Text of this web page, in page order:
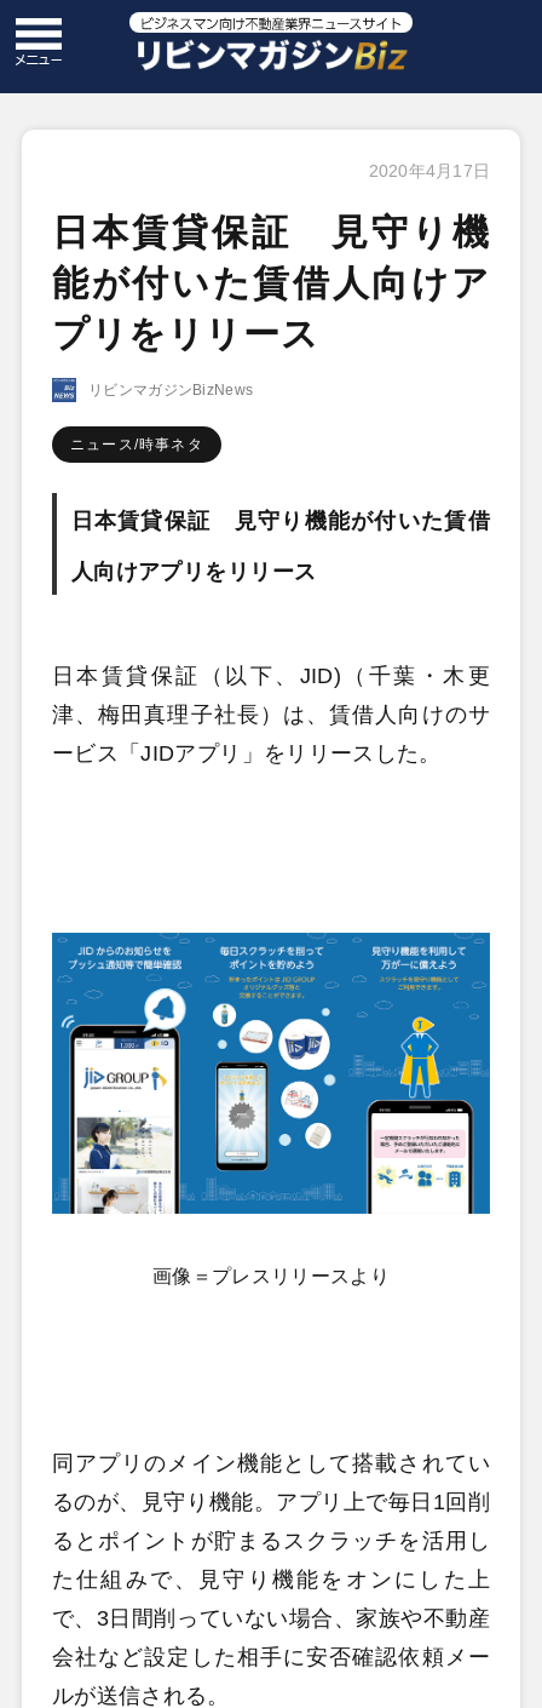
2020年4月17日
日本賃貸保証 見守り機
能が付いた賃借人向けア
プリをリリース
リビンマガジンBizNews
ニュース/時事ネタ
日本賃貸保証 見守り機能が付いた賃借
人向けアプリをリリース
日本賃貸保証（以下、JID)（千葉・木更
津、梅田真理子社長）は、賃借人向けのサ
ービス「JIDアプリ」をリリースした。
画像＝プレスリリースより
同アプリのメイン機能として搭載されてい
るのが、見守り機能。アプリ上で毎日1回削
るとポイントが貯まるスクラッチを活用し
た仕組みで、見守り機能をオンにした上
で、3日間削っていない場合、家族や不動産
会社など設定した相手に安否確認依頼メー
ルが送信される。